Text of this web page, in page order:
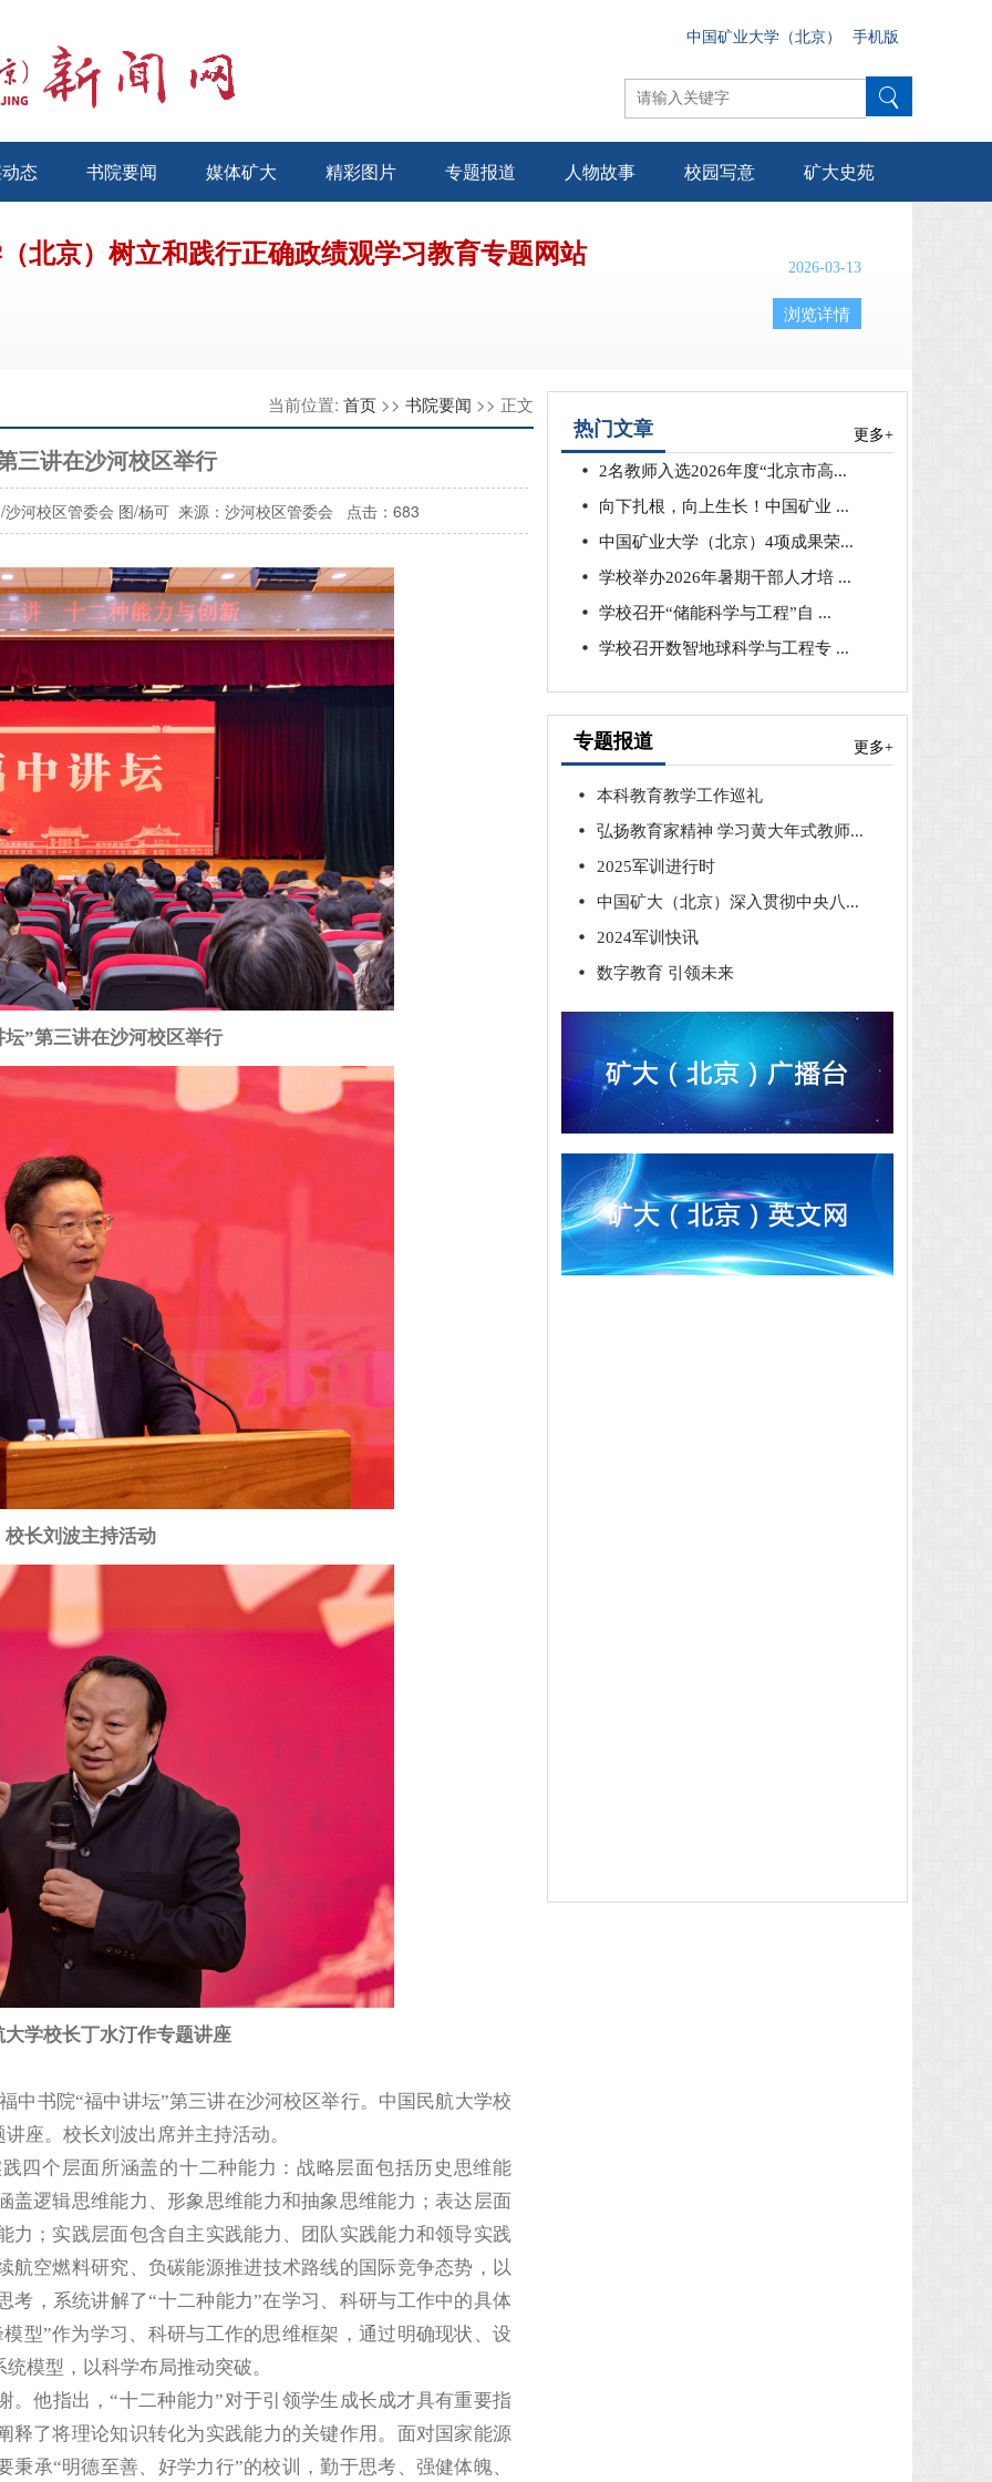
中国矿业大学（北京） 手机版
态 书院要闻 媒体矿大 精彩图片 专题报道 人物故事 校园写意 矿大史苑
北京）树立和践行正确政绩观学习教育专题网站 2026-03-13
浏览详情
当前位置: 首页 >> 书院要闻 >> 正文
三讲在沙河校区举行
河校区管委会 图/杨可 来源： 沙河校区管委会 点击： 683
坛”第三讲在沙河校区举行
校长刘波主持活动
大学校长丁水汀作专题讲座
中书院“福中讲坛”第三讲在沙河校区举行。中国民航大学校
座。校长刘波出席并主持活动。
四个层面所涵盖的十二种能力：战略层面包括历史思维能
盖逻辑思维能力、形象思维能力和抽象思维能力；表达层面
力；实践层面包含自主实践能力、团队实践能力和领导实践
航空燃料研究、负碳能源推进技术路线的国际竞争态势，以
，系统讲解了“十二种能力”在学习、科研与工作中的具体
型”作为学习、科研与工作的思维框架，通过明确现状、设
模型，以科学布局推动突破。
。他指出，“十二种能力”对于引领学生成长成才具有重要指
释了将理论知识转化为实践能力的关键作用。面对国家能源
承“明德至善、好学力行”的校训，勤于思考、强健体魄、
热门文章 更多+
2名教师入选2026年度“北京市高...
向下扎根，向上生长！中国矿业 ...
中国矿业大学（北京）4项成果荣...
学校举办2026年暑期干部人才培 ...
学校召开“储能科学与工程”自 ...
学校召开数智地球科学与工程专 ...
专题报道 更多+
本科教育教学工作巡礼
弘扬教育家精神 学习黄大年式教师...
2025军训进行时
中国矿大（北京）深入贯彻中央八...
2024军训快讯
数字教育 引领未来